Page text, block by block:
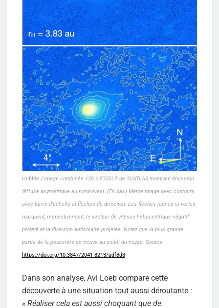
Hubble / Image combinée 130 s F350LP de 3I/ATLAS montrant émission
diffuse asymétrique au nord-ouest. (En bas) Même image avec contours,
avec barre d’échelle et flèches de direction. Les flèches jaunes et vertes
marquent, respectivement, le vecteur de vitesse héliocentrique négatif
projeté et la direction antisolaire projetée. Notez que la plus grande
partie de la poussière se trouve au soleil du noyau. Source :
https://doi.org/10.3847/2041-8213/adf8d8
Dans son analyse, Avi Loeb compare cette
découverte à une situation tout aussi déroutante :
« Réaliser cela est aussi choquant que de